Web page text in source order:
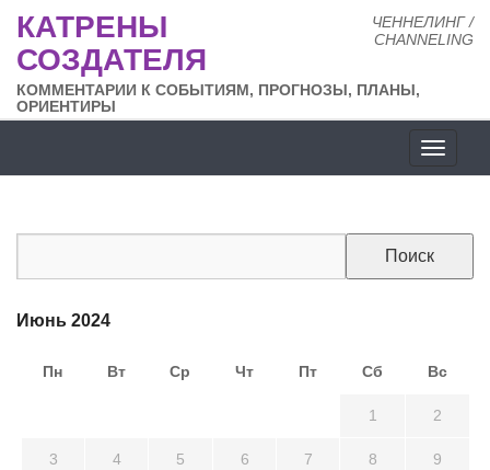
ЧЕННЕЛИНГ /
CHANNELING
КАТРЕНЫ
СОЗДАТЕЛЯ
КОММЕНТАРИИ К СОБЫТИЯМ, ПРОГНОЗЫ, ПЛАНЫ,
ОРИЕНТИРЫ
сайта
Июнь 2024
Пн Вт Ср Чт Пт Сб Вс
1 2
3 4 5 6 7 8 9